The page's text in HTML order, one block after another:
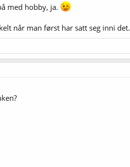
med hobby, ja.
når man først har satt seg inni det.